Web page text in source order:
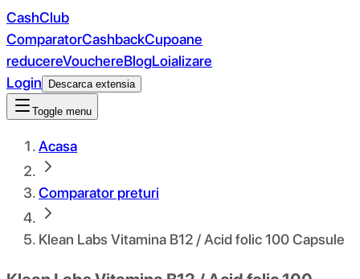
CashClub
ComparatorCashbackCupoane
reducereVouchereBlogLoializare
Login
Descarca extensia
Toggle menu
Acasa
Comparator preturi
Klean Labs Vitamina B12 / Acid folic 100 Capsule